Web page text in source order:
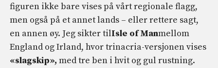
figuren ikke bare vises på vårt regionale flagg,
men også på et annet lands – eller rettere sagt,
en annen øy. Jeg sikter tilIsle of Manmellom
England og Irland, hvor trinacria-versjonen vises
«slagskip», med tre ben i hvit og gul rustning.